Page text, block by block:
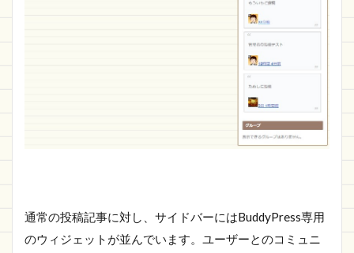
通常の投稿記事に対し、サイドバーにはBuddyPress専用
のウィジェットが並んでいます。ユーザーとのコミュニ